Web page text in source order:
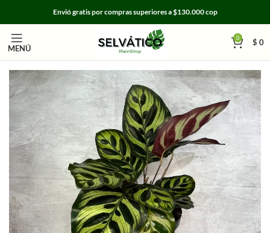
Envió gratis por compras superiores a $130.000 cop
MENÚ
0 $ 0